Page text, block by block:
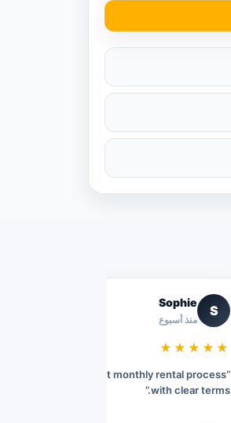
S
Sophie
منذ أسبوع
★★★★★
“Very convenient monthly rental process
with clear terms.”